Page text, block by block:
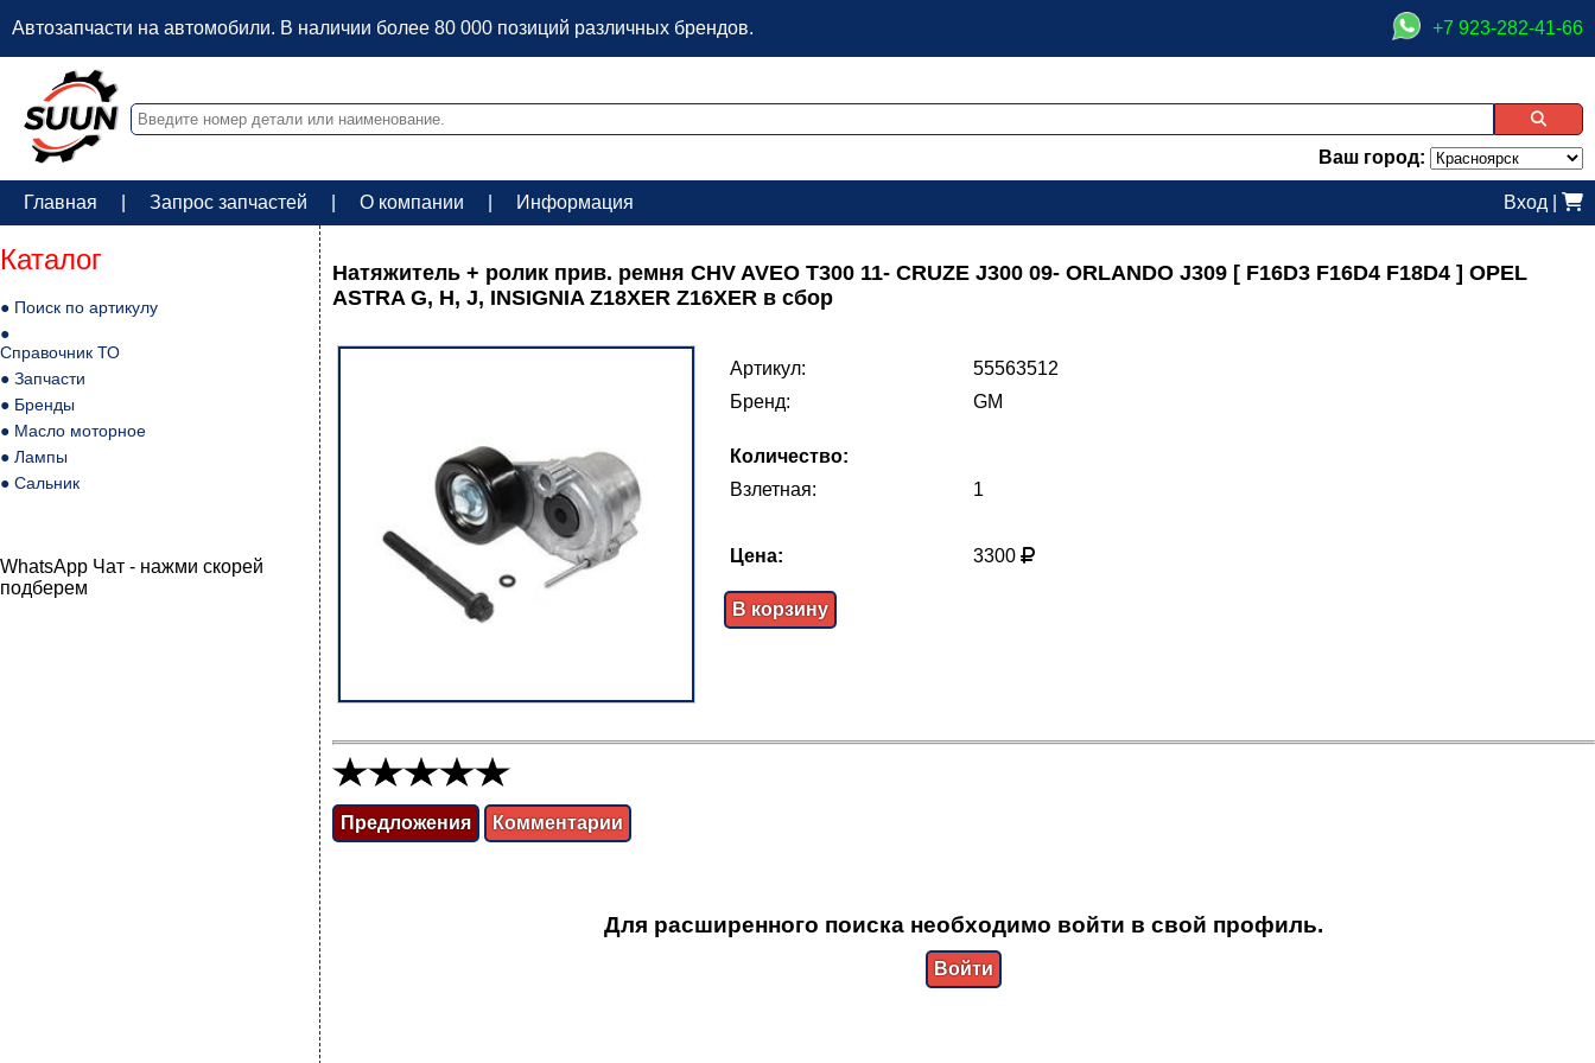
Автозапчасти на автомобили. В наличии более 80 000 позиций различных брендов. +7 923-282-41-66
Ваш город:
Вход
Главная Запрос запчастей О компании Информация
Каталог
● Поиск по артикулу
●
Справочник ТО
● Запчасти
● Бренды
● Масло моторное
● Лампы
● Сальник
WhatsApp Чат - нажми скорей
подберем
Натяжитель + ролик прив. ремня CHV AVEO T300 11- CRUZE J300 09- ORLANDO J309 [ F16D3 F16D4 F18D4 ] OPEL
ASTRA G, H, J, INSIGNIA Z18XER Z16XER в сбор
Артикул:
55563512
Бренд:
GM
Количество:
Взлетная:
1
Цена: 3300
В корзину
Предложения Комментарии
Для расширенного поиска необходимо войти в свой профиль.
Войти